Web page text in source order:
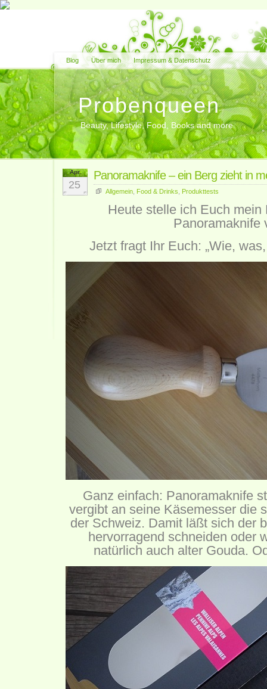
Blog Über mich Impressum & Datenschutz
Probenqueen
Beauty, Lifestyle, Food, Books and more
Apr.
25
Panoramaknife – ein Berg zieht in
Allgemein Food & Drinks Produkttests
Heute stelle ich Euch mein
Panoramaknife
Jetzt fragt Ihr Euch: „Wie,
Ganz einfach: Panoramaknife
vergibt an seine Käsemesser die
der Schweiz. Damit läßt sich der
hervorragend schneiden oder
natürlich auch alter Gouda.